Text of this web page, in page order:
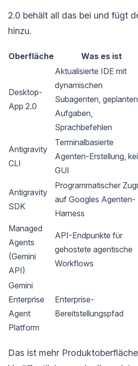
2.0 behält all das bei und fügt
hinzu.
Oberfläche Was es ist
Desktop-
App 2.0
Aktualisierte IDE mit
dynamischen
Subagenten, geplanten
Aufgaben,
Sprachbefehlen
Antigravity
CLI
Terminalbasierte
Agenten-Erstellung,
GUI
Antigravity
SDK
Programmatischer
auf Googles Agenten-
Harness
Managed
Agents
(Gemini
API)
API-Endpunkte für
gehostete agentische
Workflows
Gemini
Enterprise
Agent
Platform
Enterprise-
Bereitstellungspfad
Das ist mehr